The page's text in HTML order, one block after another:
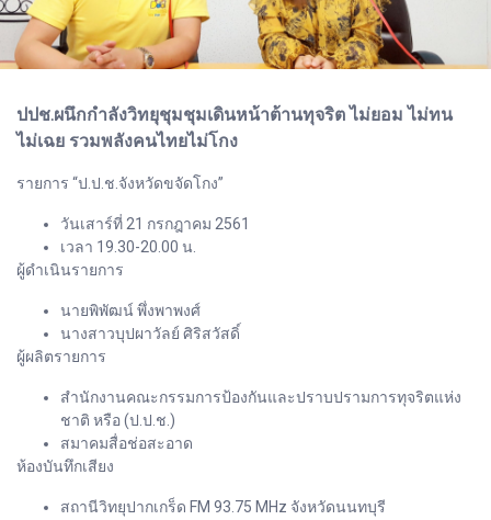
ปปช.ผนึกกำลังวิทยุชุมชุมเดินหน้าต้านทุจริต ไม่ยอม ไม่ทน
ไม่เฉย รวมพลังคนไทยไม่โกง
รายการ “ป.ป.ช.จังหวัดขจัดโกง”
วันเสาร์ที่ 21 กรกฎาคม 2561
เวลา 19.30-20.00 น.
ผู้ดำเนินรายการ
นายพิพัฒน์ พึ่งพาพงศ์
นางสาวบุปผาวัลย์ ศิริสวัสดิ์
ผู้ผลิตรายการ
สำนักงานคณะกรรมการป้องกันและปราบปรามการทุจริตแห่ง
ชาติ หรือ (ป.ป.ช.)
สมาคมสื่อช่อสะอาด
ห้องบันทึกเสียง
สถานีวิทยุปากเกร็ด FM 93.75 MHz จังหวัดนนทบุรี